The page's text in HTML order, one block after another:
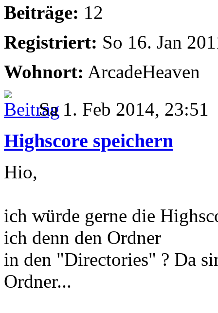
Beiträge: 12
Registriert: So 16. Jan
Wohnort: ArcadeHeaven
Sa 1. Feb 2014, 23:51
Highscore speichern
Hio,
ich würde gerne die
ich denn den Ordner
in den "Directories" ? Da
Ordner...